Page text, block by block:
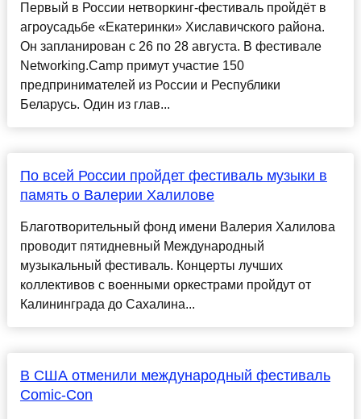
Первый в России нетворкинг-фестиваль пройдёт в
агроусадьбе «Екатеринки» Хиславичского района.
Он запланирован с 26 по 28 августа. В фестивале
Networking.Camp примут участие 150
предпринимателей из России и Республики
Беларусь. Один из глав...
По всей России пройдет фестиваль музыки в
память о Валерии Халилове
Благотворительный фонд имени Валерия Халилова
проводит пятидневный Международный
музыкальный фестиваль. Концерты лучших
коллективов с военными оркестрами пройдут от
Калининграда до Сахалина...
В США отменили международный фестиваль
Comic-Con